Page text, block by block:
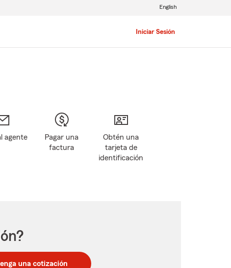
Iniciar Sesión
English
agente
Pagar una
factura
Obtén una
tarjeta de
identificación
una cotización